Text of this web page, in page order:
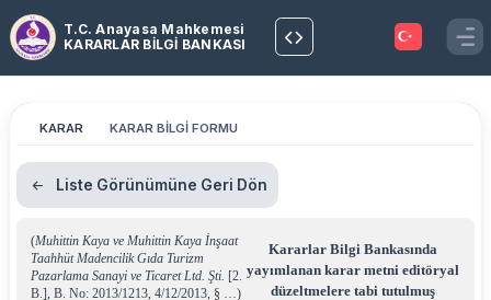
T.C. Anayasa Mahkemesi
KARARLAR BİLGİ BANKASI
KARAR KARAR BİLGİ FORMU
Liste Görünümüne Geri Dön
(Muhittin Kaya ve Muhittin Kaya İnşaat
Taahhüt Madencilik Gıda Turizm
Pazarlama Sanayi ve Ticaret Ltd. Şti. [2.
B.], B. No: 2013/1213, 4/12/2013, § …)
Kararlar Bilgi Bankasında
yayımlanan karar metni editöryal
düzeltmelere tabi tutulmuş